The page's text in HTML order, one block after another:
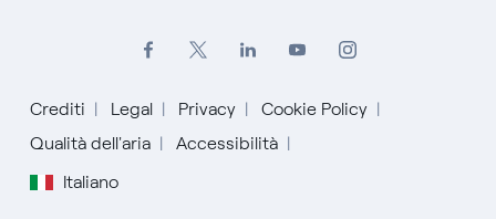
Crediti Legal Privacy
Cookie Policy
Qualità dell'aria
Accessibilità
Italiano